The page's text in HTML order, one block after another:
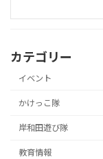
カテゴリー
イベント
かけっこ隊
岸和田遊び隊
教育情報